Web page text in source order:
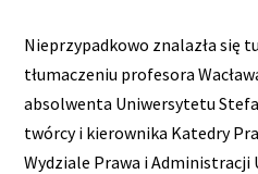
Nieprzypadkowo znalazła się
tłumaczeniu profesora
absolwenta Uniwersytetu
twórcy i kierownika Katedry
Wydziale Prawa i Administracji